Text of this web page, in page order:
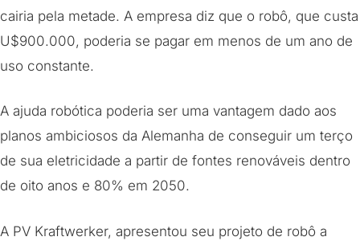
cairia pela metade. A empresa diz que o robô, que custa
U$900.000, poderia se pagar em menos de um ano de
uso constante.
A ajuda robótica poderia ser uma vantagem dado aos
planos ambiciosos da Alemanha de conseguir um terço
de sua eletricidade a partir de fontes renováveis ​dentro
de oito anos e 80% em 2050.
A PV Kraftwerker, apresentou seu projeto de robô a